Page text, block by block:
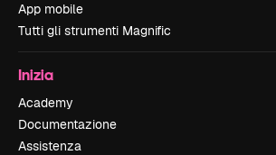
App mobile
Tutti gli strumenti Magnific
Inizia
Academy
Documentazione
Assistenza